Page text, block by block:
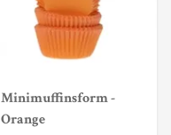
Minimuffinsform -
Orange